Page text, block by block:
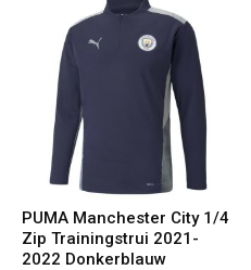
PUMA Manchester City 1/4
Zip Trainingstrui 2021-
2022 Donkerblauw